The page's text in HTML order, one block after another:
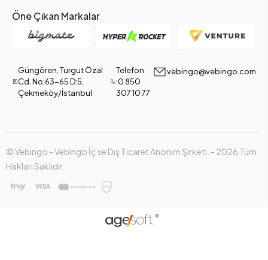
Öne Çıkan Markalar
Güngören, Turgut Özal
Cd. No:63-65 D:5,
Çekmeköy/İstanbul
Telefon
:0 850
307 10 77
vebingo@vebingo.com
© Vebingo - Vebingo İç ve Dış Ticaret Anonim Şirketi. - 2026 Tüm
Hakları Saklıdır.